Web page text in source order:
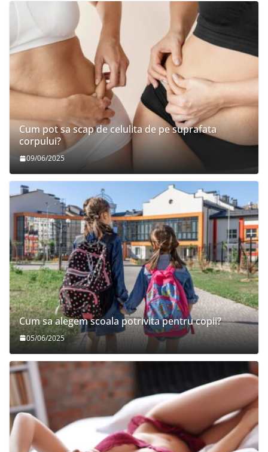
Cum pot sa scap de celulita de pe suprafata
corpului?
09/06/2025
Cum sa alegem scoala potrivita pentru copii?
05/06/2025